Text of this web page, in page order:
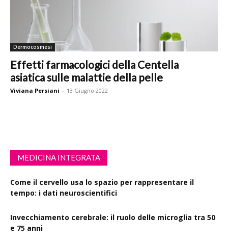
Dermocosmesi
Effetti farmacologici della Centella
asiatica sulle malattie della pelle
Viviana Persiani - 13 Giugno 2022
MEDICINA INTEGRATA
Come il cervello usa lo spazio per rappresentare il
tempo: i dati neuroscientifici
Invecchiamento cerebrale: il ruolo delle microglia tra 50
e 75 anni